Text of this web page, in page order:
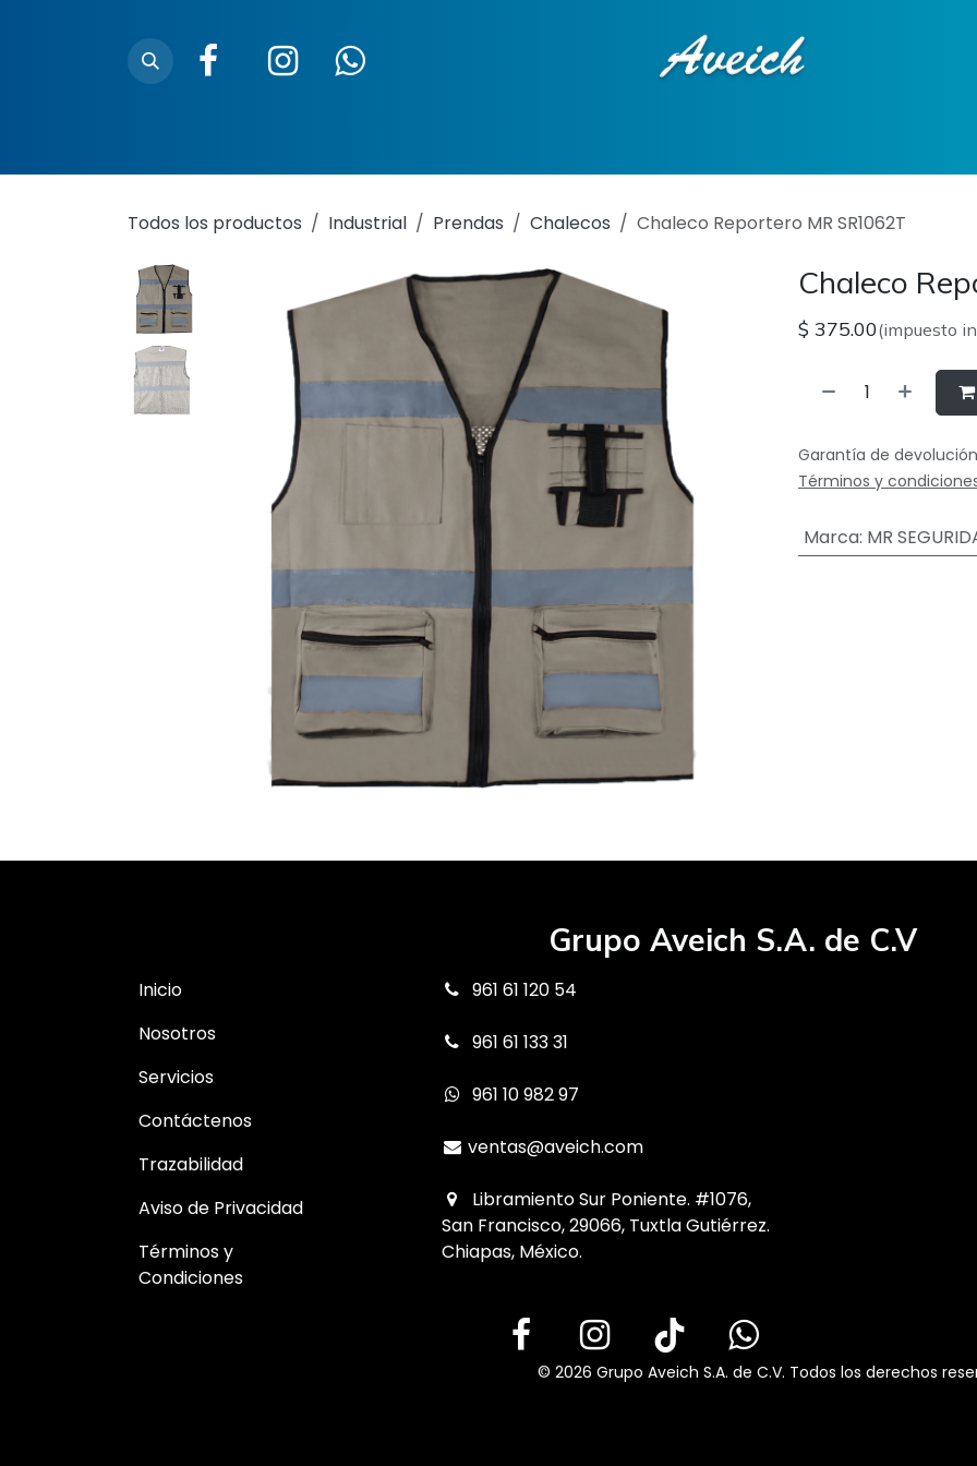
Todos los productos Industrial Prendas Chalecos Chaleco Reportero MR SR1062T
Chaleco
$ 375.00(impuesto
Garantía de
Términos y
Marca: MR
Grupo Aveich S.A. de C.V
Inicio
Nosotros
Servicios
Contáctenos
Trazabilidad
Aviso de Privacidad
Términos y
Condiciones
© 2026 Grupo Aveich S.A. de C.V. Todos los derechos
961 61 120 54
961 61 133 31
961 10 982 97
ventas@aveich.com
Libramiento Sur Poniente. #1076,
San Francisco, 29066, Tuxtla Gutiérrez.
Chiapas, México.